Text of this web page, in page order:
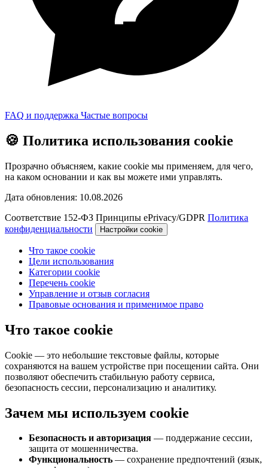
FAQ и поддержка Частые вопросы
🍪 Политика использования cookie
Прозрачно объясняем, какие cookie мы применяем, для чего,
на каком основании и как вы можете ими управлять.
Дата обновления: 10.08.2026
Соответствие 152-ФЗ Принципы ePrivacy/GDPR Политика
конфиденциальности
Настройки cookie
Что такое cookie
Цели использования
Категории cookie
Перечень cookie
Управление и отзыв согласия
Правовые основания и применимое право
Что такое cookie
Cookie — это небольшие текстовые файлы, которые
сохраняются на вашем устройстве при посещении сайта. Они
позволяют обеспечить стабильную работу сервиса,
безопасность сессии, персонализацию и аналитику.
Зачем мы используем cookie
Безопасность и авторизация — поддержание сессии,
защита от мошенничества.
Функциональность — сохранение предпочтений (язык,